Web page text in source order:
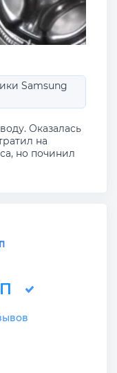
Samsung
Оказалась
на
но починил